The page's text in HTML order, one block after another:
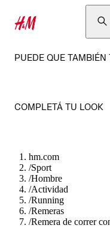
PUEDE QUE TAMBIÉN
COMPLETÁ TU LOOK
hm.com
/Sport
/Hombre
/Actividad
/Running
/Remeras
/Remera de correr